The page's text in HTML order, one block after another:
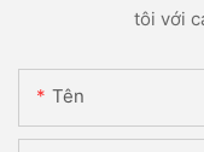
tôi với
Tên